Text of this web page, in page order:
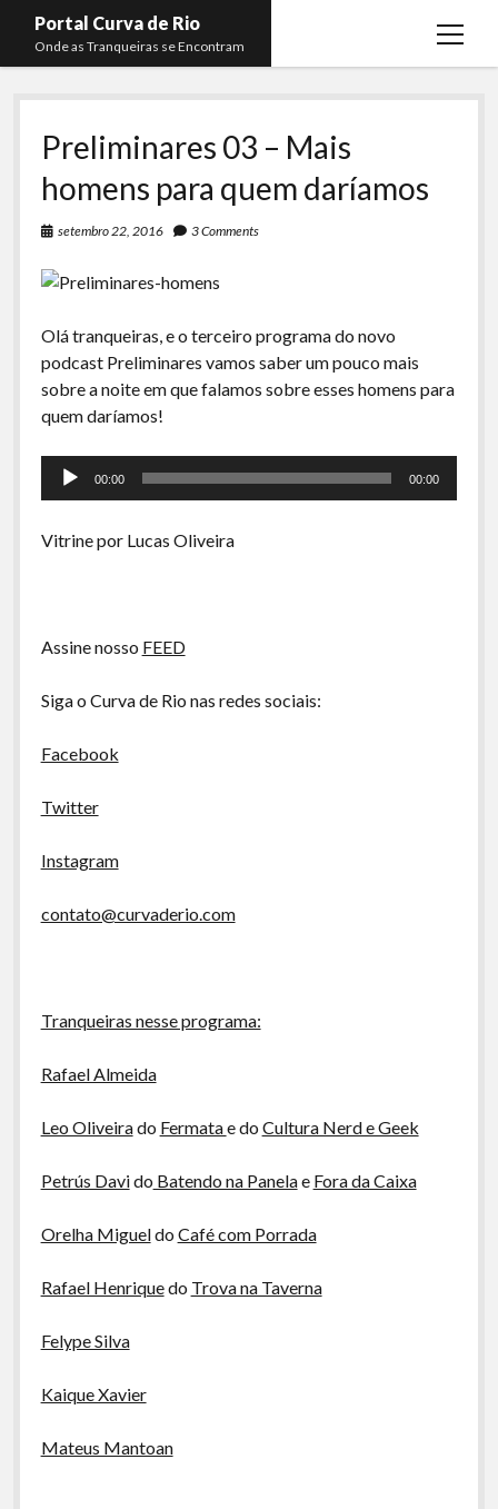
Portal Curva de Rio
Onde as Tranqueiras se Encontram
open
Podcasts open
Curva de Rio
Curva Belas Artes
Curva Classics
Boca do Lixo
Rachão na Beira do RIo
Arquivo CDR
Papo Tranqueira
A Ripa É a Lei
Especiais
Membros open
Almir Ribeiro
Felype Silva
Mateus Mantoan
Rafael Almeida
twitterfacebookinstagram
youtube
rss email telegram
Preliminares 03 – Mais
homens para quem daríamos
setembro 22, 2016 3 Comments
Olá tranqueiras, e o terceiro programa do novo
podcast Preliminares vamos saber um pouco mais
sobre a noite em que falamos sobre esses homens para
quem daríamos!
Tocador
00:00 00:00
Vitrine por Lucas Oliveira
Assine nosso FEED
Siga o Curva de Rio nas redes sociais:
Facebook
Twitter
Instagram
contato@curvaderio.com
Tranqueiras nesse programa:
Rafael Almeida
Leo Oliveirado Fermatae do Cultura Nerd e Geek
Petrús Davido Batendo na Panelae Fora da Caixa
Orelha Migueldo Café com Porrada
Rafael Henriquedo Trova na Taverna
Felype Silva
Kaique Xavier
Mateus Mantoan